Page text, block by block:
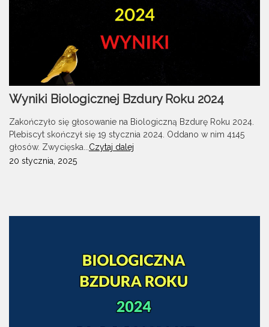
Wyniki Biologicznej Bzdury Roku 2024
Zakończyło się głosowanie na Biologiczną Bzdurę Roku 2024.
Plebiscyt skończył się 19 stycznia 2024. Oddano w nim 4145
głosów. Zwycięska... Czytaj dalej
20 stycznia, 2025